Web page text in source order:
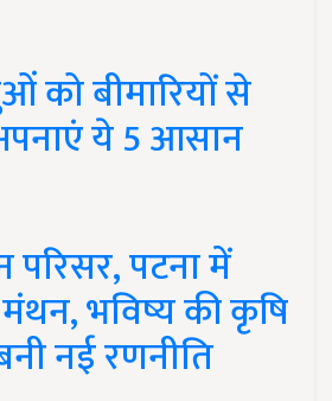
को बीमारियों से
ये 5 आसान
पटना में
मंथन, भविष्य की कृषि
नई रणनीति